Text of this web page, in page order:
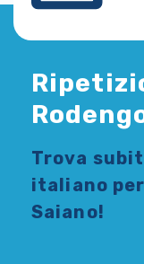
Trova
italiano
Saiano!